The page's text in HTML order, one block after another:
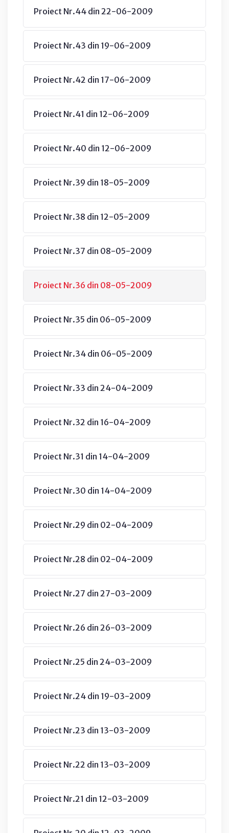
Proiect Nr.44 din 22-06-2009
Proiect Nr.43 din 19-06-2009
Proiect Nr.42 din 17-06-2009
Proiect Nr.41 din 12-06-2009
Proiect Nr.40 din 12-06-2009
Proiect Nr.39 din 18-05-2009
Proiect Nr.38 din 12-05-2009
Proiect Nr.37 din 08-05-2009
Proiect Nr.36 din 08-05-2009
Proiect Nr.35 din 06-05-2009
Proiect Nr.34 din 06-05-2009
Proiect Nr.33 din 24-04-2009
Proiect Nr.32 din 16-04-2009
Proiect Nr.31 din 14-04-2009
Proiect Nr.30 din 14-04-2009
Proiect Nr.29 din 02-04-2009
Proiect Nr.28 din 02-04-2009
Proiect Nr.27 din 27-03-2009
Proiect Nr.26 din 26-03-2009
Proiect Nr.25 din 24-03-2009
Proiect Nr.24 din 19-03-2009
Proiect Nr.23 din 13-03-2009
Proiect Nr.22 din 13-03-2009
Proiect Nr.21 din 12-03-2009